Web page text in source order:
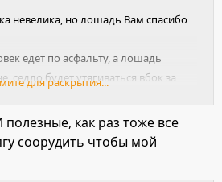
невелика, но лошадь Вам спасибо
едет по асфальту, а лошадь
седло будет утягиваться вбок за
так и задние ноги в
и на лошадь нагрузка грамотно
у нас зимний вариант)
для раскрытия...
полезные, как раз тоже все
соорудить чтобы мой